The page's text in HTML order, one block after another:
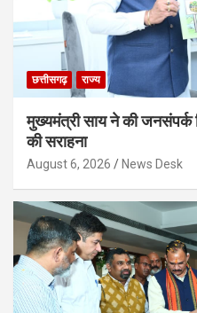
छत्तीसगढ़ राज्य
मुख्यमंत्री साय ने की जनसंपर्क
की सराहना
August 6, 2026 News Desk